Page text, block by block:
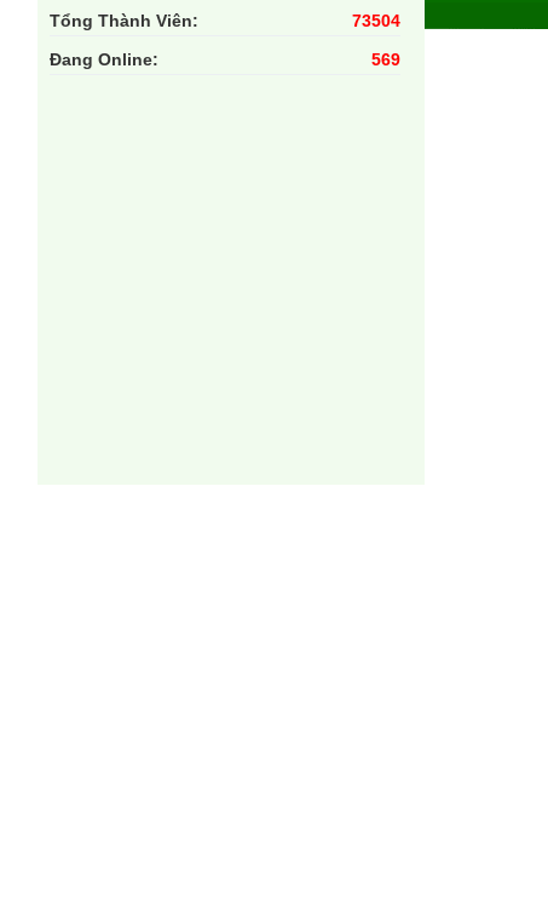
Tổng Thành Viên:
73504
Đang Online:
569